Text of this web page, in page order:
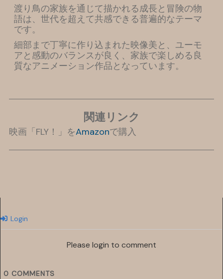
渡り鳥の家族を通じて描かれる成長と冒険の物
語は、世代を超えて共感できる普遍的なテーマ
です。
細部まで丁寧に作り込まれた映像美と、ユーモ
アと感動のバランスが良く、家族で楽しめる良
質なアニメーション作品となっています。
関連リンク
映画「FLY！」をAmazonで購入
Login
Please login to comment
0 COMMENTS